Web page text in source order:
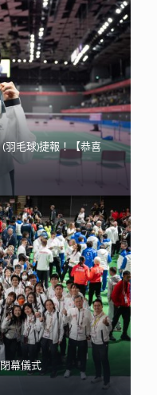
羽毛球)捷報！【恭喜
幕儀式